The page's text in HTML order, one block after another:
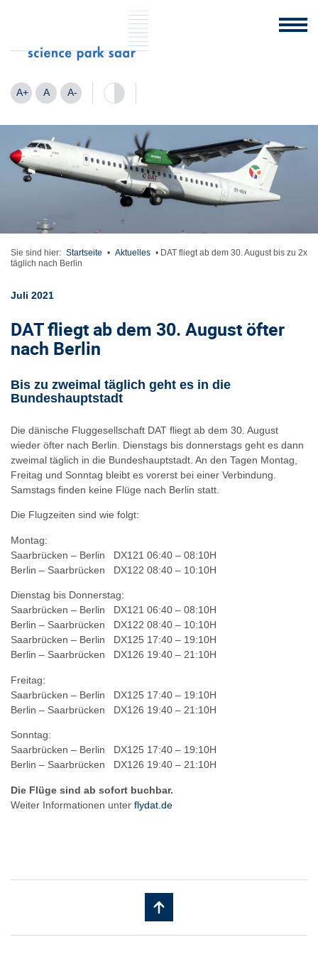
A+ A A-
Sie sind hier: Startseite • Aktuelles • DAT fliegt ab dem 30. August bis zu 2x
täglich nach Berlin
Juli 2021
DAT fliegt ab dem 30. August öfter
nach Berlin
Bis zu zweimal täglich geht es in die
Bundeshauptstadt
Die dänische Fluggesellschaft DAT fliegt ab dem 30. August
wieder öfter nach Berlin. Dienstags bis donnerstags geht es dann
zweimal täglich in die Bundeshauptstadt. An den Tagen Montag,
Freitag und Sonntag bleibt es vorerst bei einer Verbindung.
Samstags finden keine Flüge nach Berlin statt.
Die Flugzeiten sind wie folgt:
Montag:
Saarbrücken – Berlin DX121 06:40 – 08:10H
Berlin – Saarbrücken DX122 08:40 – 10:10H
Dienstag bis Donnerstag:
Saarbrücken – Berlin DX121 06:40 – 08:10H
Berlin – Saarbrücken DX122 08:40 – 10:10H
Saarbrücken – Berlin DX125 17:40 – 19:10H
Berlin – Saarbrücken DX126 19:40 – 21:10H
Freitag:
Saarbrücken – Berlin DX125 17:40 – 19:10H
Berlin – Saarbrücken DX126 19:40 – 21:10H
Sonntag:
Saarbrücken – Berlin DX125 17:40 – 19:10H
Berlin – Saarbrücken DX126 19:40 – 21:10H
Die Flüge sind ab sofort buchbar.
Weiter Informationen unter flydat.de